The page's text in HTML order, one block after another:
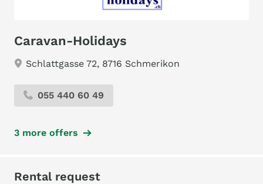
Caravan-Holidays
Schlattgasse 72, 8716 Schmerikon
055 440 60 49
3 more offers
Rental request